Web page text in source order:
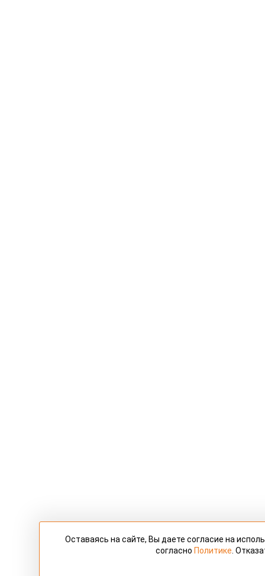
Оставаясь на сайте, Вы даете согласие на
согласно Политике .